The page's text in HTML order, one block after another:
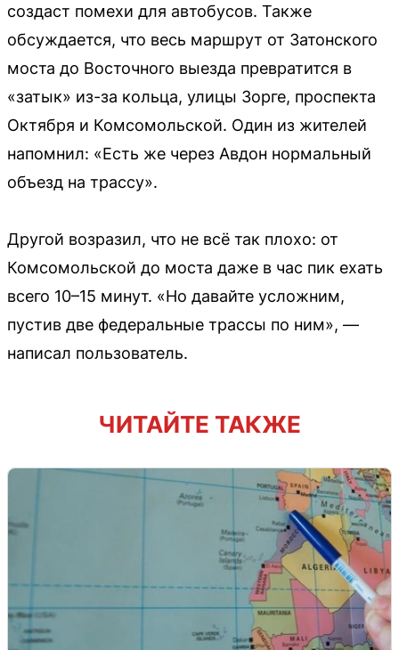
создаст помехи для автобусов. Также
обсуждается, что весь маршрут от Затонского
моста до Восточного выезда превратится в
«затык» из-за кольца, улицы Зорге, проспекта
Октября и Комсомольской. Один из жителей
напомнил: «Есть же через Авдон нормальный
объезд на трассу».
Другой возразил, что не всё так плохо: от
Комсомольской до моста даже в час пик ехать
всего 10–15 минут. «Но давайте усложним,
пустив две федеральные трассы по ним», —
написал пользователь.
ЧИТАЙТЕ ТАКЖЕ